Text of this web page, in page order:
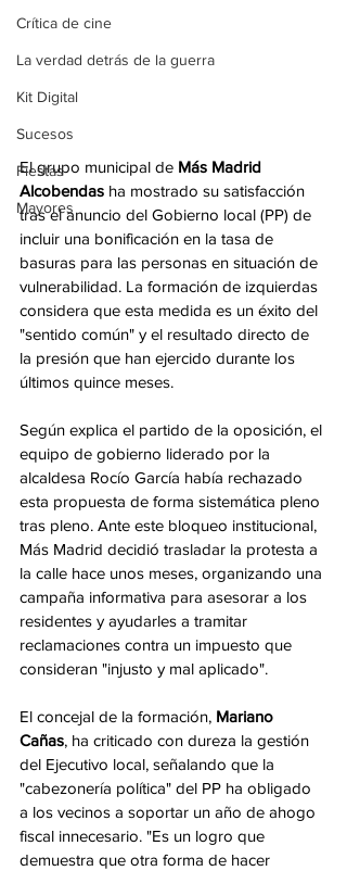
Crítica de cine
La verdad detrás de la guerra
Kit Digital
Sucesos
Fiestas
Mayores
El grupo municipal de Más Madrid
Alcobendas ha mostrado su satisfacción
tras el anuncio del Gobierno local (PP) de
incluir una bonificación en la tasa de
basuras para las personas en situación de
vulnerabilidad. La formación de izquierdas
considera que esta medida es un éxito del
"sentido común" y el resultado directo de
la presión que han ejercido durante los
últimos quince meses.
Según explica el partido de la oposición, el
equipo de gobierno liderado por la
alcaldesa Rocío García había rechazado
esta propuesta de forma sistemática pleno
tras pleno. Ante este bloqueo institucional,
Más Madrid decidió trasladar la protesta a
la calle hace unos meses, organizando una
campaña informativa para asesorar a los
residentes y ayudarles a tramitar
reclamaciones contra un impuesto que
consideran "injusto y mal aplicado".
El concejal de la formación, Mariano
Cañas, ha criticado con dureza la gestión
del Ejecutivo local, señalando que la
"cabezonería política" del PP ha obligado
a los vecinos a soportar un año de ahogo
fiscal innecesario. "Es un logro que
demuestra que otra forma de hacer